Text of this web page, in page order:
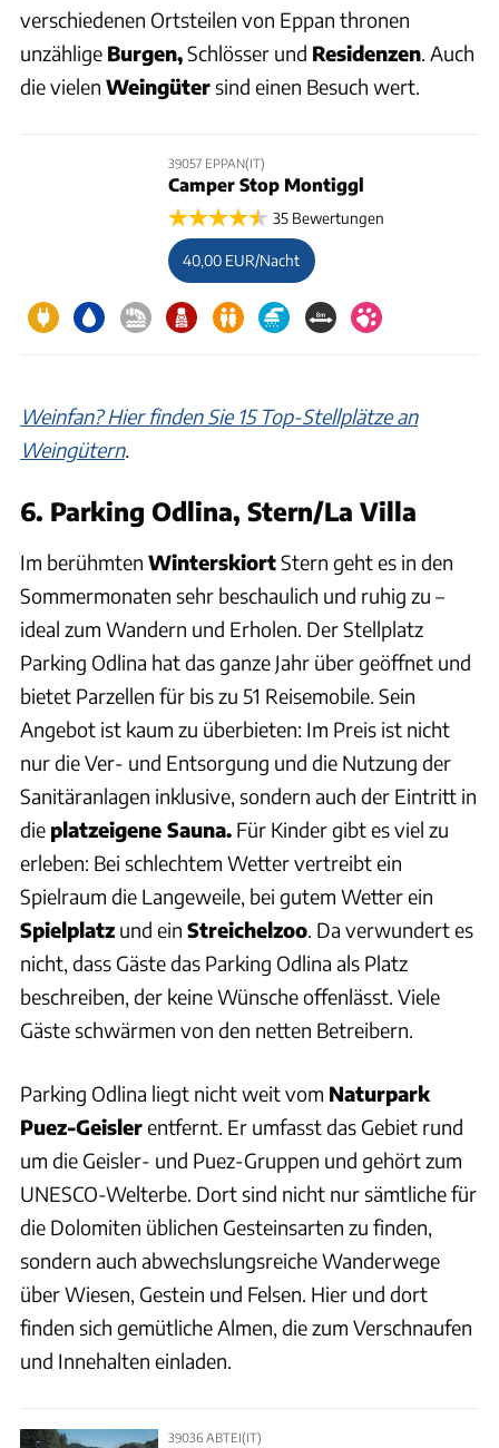
verschiedenen Ortsteilen von Eppan thronen
unzählige Burgen,Schlösser und Residenzen. Auch
die vielen Weingütersind einen Besuch wert.
39057 EPPAN(IT)
Camper Stop Montiggl
35 Bewertungen
40,00 EUR/Nacht
Weinfan? Hier finden Sie 15 Top-Stellplätze an
Weingütern.
6. Parking Odlina, Stern/La Villa
Im berühmten WinterskiortStern geht es in den
Sommermonaten sehr beschaulich und ruhig zu –
ideal zum Wandern und Erholen. Der Stellplatz
Parking Odlina hat das ganze Jahr über geöffnet und
bietet Parzellen für bis zu 51 Reisemobile. Sein
Angebot ist kaum zu überbieten: Im Preis ist nicht
nur die Ver- und Entsorgung und die Nutzung der
Sanitäranlagen inklusive, sondern auch der Eintritt in
die platzeigene Sauna. Für Kinder gibt es viel zu
erleben: Bei schlechtem Wetter vertreibt ein
Spielraum die Langeweile, bei gutem Wetter ein
Spielplatz und ein Streichelzoo. Da verwundert es
nicht, dass Gäste das Parking Odlina als Platz
beschreiben, der keine Wünsche offenlässt. Viele
Gäste schwärmen von den netten Betreibern.
Parking Odlina liegt nicht weit vom Naturpark
Puez-Geislerentfernt. Er umfasst das Gebiet rund
um die Geisler- und Puez-Gruppen und gehört zum
UNESCO-Welterbe. Dort sind nicht nur sämtliche für
die Dolomiten üblichen Gesteinsarten zu finden,
sondern auch abwechslungsreiche Wanderwege
über Wiesen, Gestein und Felsen. Hier und dort
finden sich gemütliche Almen, die zum Verschnaufen
und Innehalten einladen.
39036 ABTEI(IT)